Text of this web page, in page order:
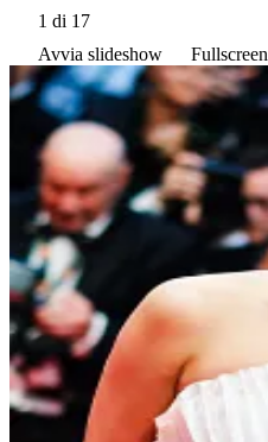
1 di 17
Avvia slideshow
Fullscreen